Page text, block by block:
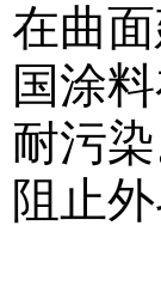
在曲
国涂
耐污
阻止